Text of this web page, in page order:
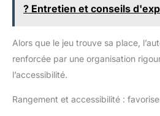
? Entretien et conseils
Alors que le jeu trouve sa place,
renforcée par une organisation
l’accessibilité.
Rangement et accessibilité :